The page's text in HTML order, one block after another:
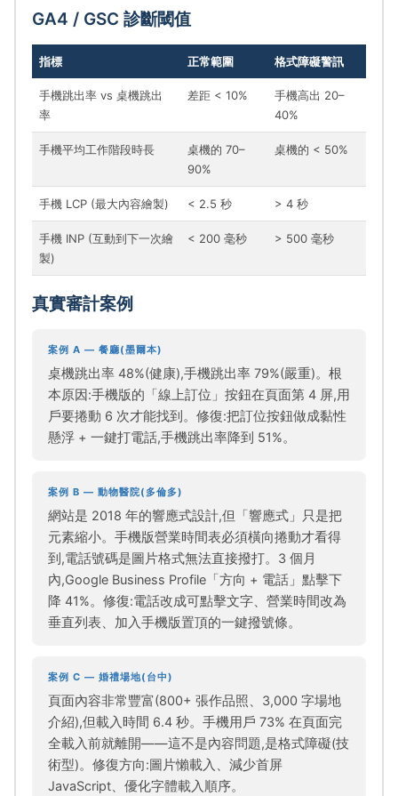
GA4 / GSC 診斷閾值
指標 正常範圍 格式障礙警訊
手機跳出率 vs 桌機跳出
率
差距 < 10%
手機高出 20–
40%
手機平均工作階段時長
桌機的 70–
90%
桌機的 < 50%
手機 LCP (最大內容繪製) < 2.5 秒 > 4 秒
手機 INP (互動到下一次繪
製)
< 200 毫秒 > 500 毫秒
真實審計案例
案例 A — 餐廳(墨爾本)
桌機跳出率 48%(健康),手機跳出率 79%(嚴重)。根
本原因:手機版的「線上訂位」按鈕在頁面第 4 屏,用
戶要捲動 6 次才能找到。修復:把訂位按鈕做成黏性
懸浮 + 一鍵打電話,手機跳出率降到 51%。
案例 B — 動物醫院(多倫多)
網站是 2018 年的響應式設計,但「響應式」只是把
元素縮小。手機版營業時間表必須橫向捲動才看得
到,電話號碼是圖片格式無法直接撥打。3 個月
內,Google Business Profile「方向 + 電話」點擊下
降 41%。修復:電話改成可點擊文字、營業時間改為
垂直列表、加入手機版置頂的一鍵撥號條。
案例 C — 婚禮場地(台中)
頁面內容非常豐富(800+ 張作品照、3,000 字場地
介紹),但載入時間 6.4 秒。手機用戶 73% 在頁面完
全載入前就離開——這不是內容問題,是格式障礙(技
術型)。修復方向:圖片懶載入、減少首屏
JavaScript、優化字體載入順序。